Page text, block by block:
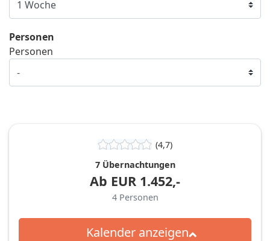
Personen
Personen
(4,7)
7 Übernachtungen
Ab EUR 1.452,-
4 Personen
Kalender anzeigen